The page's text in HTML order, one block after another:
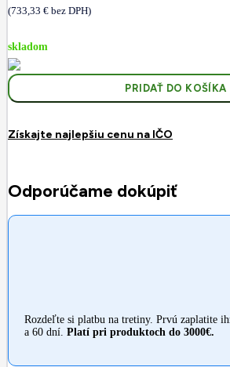
(733,33 € bez DPH)
skladom
PRIDAŤ DO KOŠÍKA
Získajte najlepšiu cenu na IČO
Odporúčame dokúpiť
Rozdeľte si platbu na tretiny. Prvú zaplatite
a 60 dní. Platí pri produktoch do 3000€.